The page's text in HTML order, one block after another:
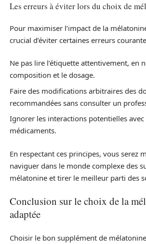
Les erreurs à éviter lors du choix de
Pour maximiser l’impact de la
crucial d’éviter certaines erreurs
Ne pas lire l’étiquette attentivement, en
composition et le dosage.
Faire des modifications arbitraires des
recommandées sans consulter un
Ignorer les interactions potentielles avec
médicaments.
En respectant ces principes, vous serez
naviguer dans le monde complexe des
mélatonine et tirer le meilleur parti des
Conclusion sur le choix de la
adaptée
Choisir le bon supplément de